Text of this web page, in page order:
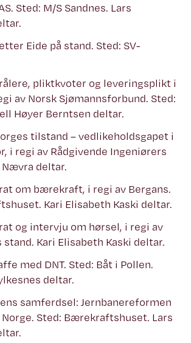
Sted: M/S Sandnes. Lars
Eide på stand. Sted: SV-
pliktkvoter og leveringsplikt i
av Norsk Sjømannsforbund. Sted:
Høyer Berntsen deltar.
tilstand – vedlikeholdsgapet i
i regi av Rådgivende Ingeniørers
Nævra deltar.
om bærekraft, i regi av Bergans.
Kari Elisabeth Kaski deltar.
og intervju om hørsel, i regi av
stand. Kari Elisabeth Kaski deltar.
med DNT. Sted: Båt i Pollen.
deltar.
samferdsel: Jernbanereformen
Norge. Sted: Bærekraftshuset. Lars